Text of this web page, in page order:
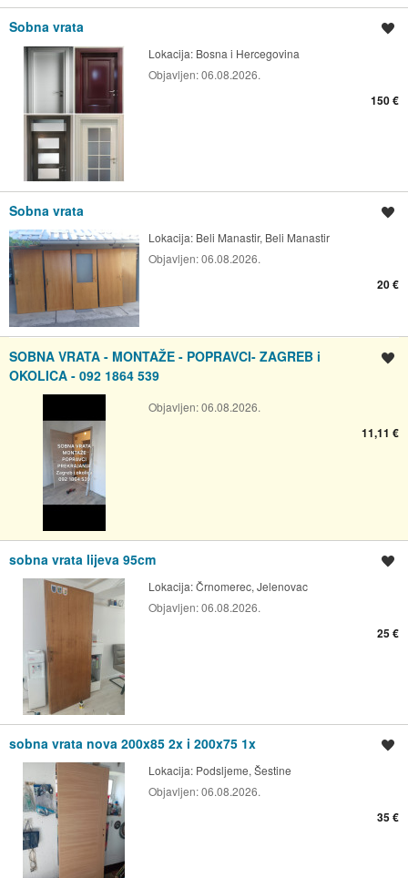
Sobna vrata
Lokacija: Bosna i Hercegovina
Objavljen:06.08.2026.
150 €
Sobna vrata
Lokacija: Beli Manastir, Beli Manastir
Objavljen:06.08.2026.
20 €
SOBNA VRATA - MONTAŽE - POPRAVCI- ZAGREB i
OKOLICA - 092 1864 539
Objavljen:06.08.2026.
11,11 €
sobna vrata lijeva 95cm
Lokacija:Črnomerec, Jelenovac
Objavljen:06.08.2026.
25 €
sobna vrata nova 200x85 2x i 200x75 1x
Lokacija: Podsljeme, Šestine
Objavljen:06.08.2026.
35 €